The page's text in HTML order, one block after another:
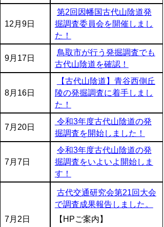
12月9日
第2回因幡国古代山陰道発
掘調査委員会を開催しまし
た！
9月17日
鳥取市が行う発掘調査でも
古代山陰道を確認！
8月16日
【古代山陰道】青谷西側丘
陵の発掘調査に着手しまし
た！
7月20日
令和3年度古代山陰道の発
掘調査を開始しました！
7月7日
令和3年度古代山陰道の発
掘調査をいよいよ開始しま
す！
7月2日
古代交通研究会第21回大会
で調査成果報告しました。
【HPご案内】